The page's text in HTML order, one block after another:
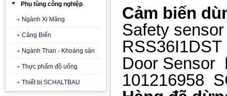
Phụ tùng công nghiệp
Ngành Xi Măng
Cảng Biển
Ngành Than - Khoáng sản
Thực phẩm đồ uống
Thiết bị SCHALTBAU
Cảm biến
Safety
Door Sensor
101216958